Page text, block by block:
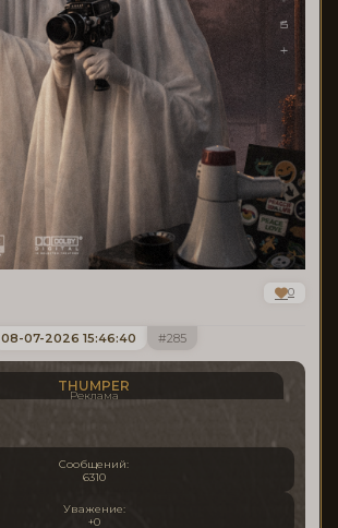
0
285
08-07-2026 15:46:40
THUMPER
Реклама
Сообщений:
6310
Уважение:
+0